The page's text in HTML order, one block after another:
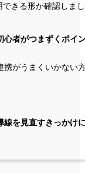
きる形か確認しま
心者がつまずくポイ
携がうまくいかない
線を見直すきっかけ